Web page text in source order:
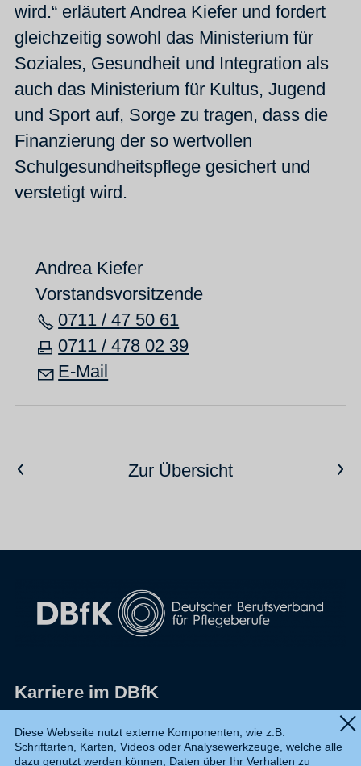
wird.“ erläutert Andrea Kiefer und fordert
gleichzeitig sowohl das Ministerium für
Soziales, Gesundheit und Integration als
auch das Ministerium für Kultus, Jugend
und Sport auf, Sorge zu tragen, dass die
Finanzierung der so wertvollen
Schulgesundheitspflege gesichert und
verstetigt wird.
Andrea Kiefer
Vorstandsvorsitzende
0711 / 47 50 61
0711 / 478 02 39
E-Mail
Vorheriger ArtikelZur ÜbersichtNächster Artikel
Karriere im DBfK
Datenschutz
Diese Webseite nutzt externe Komponenten, wie z.B.
Schriftarten, Karten, Videos oder Analysewerkzeuge, welche alle
dazu genutzt werden können, Daten über Ihr Verhalten zu